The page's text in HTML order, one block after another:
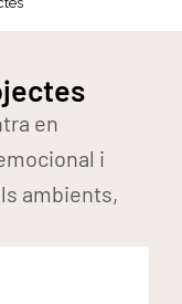
en
i
ambients,